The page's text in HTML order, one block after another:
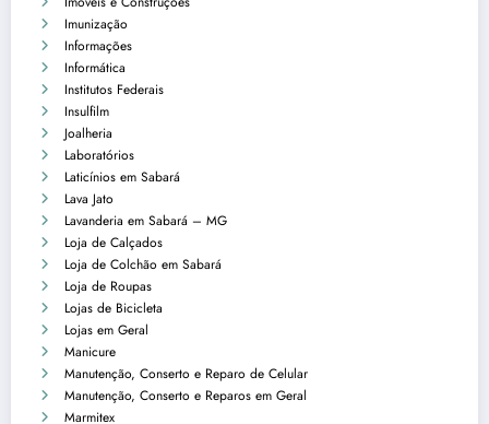
Imunização
Informações
Informática
Institutos Federais
Insulfilm
Joalheria
Laboratórios
Laticínios em Sabará
Lava Jato
Lavanderia em Sabará – MG
Loja de Calçados
Loja de Colchão em Sabará
Loja de Roupas
Lojas de Bicicleta
Lojas em Geral
Manicure
Manutenção, Conserto e Reparo de Celular
Manutenção, Conserto e Reparos em Geral
Marmitex